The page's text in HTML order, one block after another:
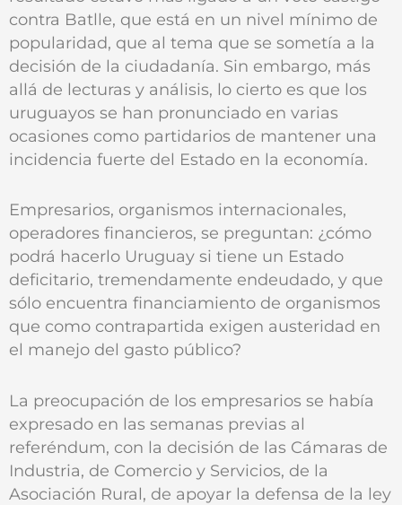
contra Batlle, que está en un nivel mínimo de
popularidad, que al tema que se sometía a la
decisión de la ciudadanía. Sin embargo, más
allá de lecturas y análisis, lo cierto es que los
uruguayos se han pronunciado en varias
ocasiones como partidarios de mantener una
incidencia fuerte del Estado en la economía.
Empresarios, organismos internacionales,
operadores financieros, se preguntan: ¿cómo
podrá hacerlo Uruguay si tiene un Estado
deficitario, tremendamente endeudado, y que
sólo encuentra financiamiento de organismos
que como contrapartida exigen austeridad en
el manejo del gasto público?
La preocupación de los empresarios se había
expresado en las semanas previas al
referéndum, con la decisión de las Cámaras de
Industria, de Comercio y Servicios, de la
Asociación Rural, de apoyar la defensa de la ley